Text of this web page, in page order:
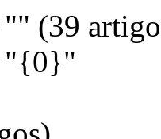
"" (39
"{0}"